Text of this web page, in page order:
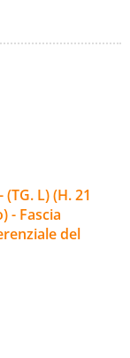
L) (H. 21
- Fascia
del